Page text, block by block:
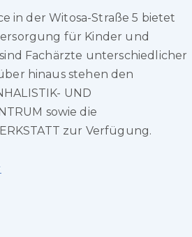
in der Witosa-Straße 5 bietet
für Kinder und
Fachärzte unterschiedlicher
hinaus stehen den
UND
sowie die
zur Verfügung.